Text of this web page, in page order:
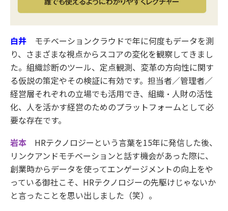
白井 モチベーションクラウドで年に何度もデータを測
り、さまざまな視点からスコアの変化を観察してきまし
た。組織診断のツール、定点観測、変革の方向性に関す
る仮説の策定やその検証に有効です。担当者／管理者／
経営層それぞれの立場でも活用でき、組織・人財の活性
化、人を活かす経営のためのプラットフォームとして必
要な存在です。
岩本 HRテクノロジーという言葉を15年に発信した後、
リンクアンドモチベーションと話す機会があった際に、
創業時からデータを使ってエンゲージメントの向上をや
っている御社こそ、HRテクノロジーの先駆けじゃないか
と言ったことを思い出しました（笑）。